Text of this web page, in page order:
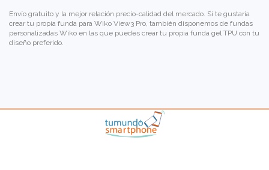
Envío gratuito y la mejor relación precio-calidad del mercado. Si te gustaría
crear tu propia funda para Wiko View3 Pro, también disponemos de fundas
personalizadas Wiko en las que puedes crear tu propia funda gel TPU con tu
diseño preferido.